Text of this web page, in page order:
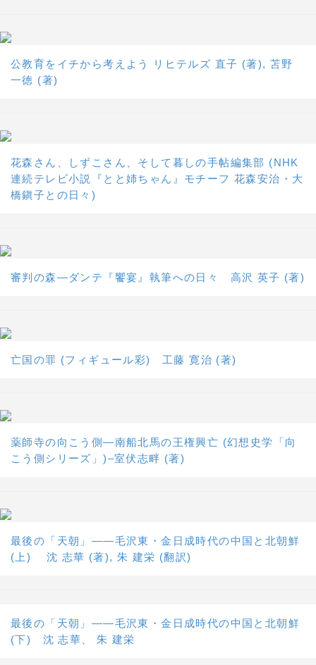
公教育をイチから考えよう リヒテルズ 直子 (著), 苫野
一徳 (著)
花森さん、しずこさん、そして暮しの手帖編集部 (NHK
連続テレビ小説『とと姉ちゃん』モチーフ 花森安治・大
橋鎭子との日々)
審判の森―ダンテ『饗宴』執筆への日々 高沢 英子 (著)
亡国の罪 (フィギュール彩) 工藤 寛治 (著)
薬師寺の向こう側―南船北馬の王権興亡 (幻想史学「向
こう側シリーズ」)–室伏志畔 (著)
最後の「天朝」――毛沢東・金日成時代の中国と北朝鮮
(上) 沈 志華 (著), 朱 建栄 (翻訳)
最後の「天朝」――毛沢東・金日成時代の中国と北朝鮮
(下) 沈 志華、 朱 建栄